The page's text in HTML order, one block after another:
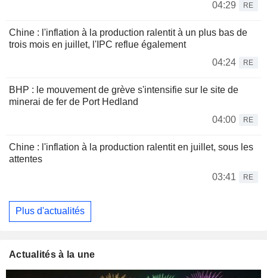
04:29
RE
Chine : l'inflation à la production ralentit à un plus bas de
trois mois en juillet, l'IPC reflue également
04:24
RE
BHP : le mouvement de grève s'intensifie sur le site de
minerai de fer de Port Hedland
04:00
RE
Chine : l'inflation à la production ralentit en juillet, sous les
attentes
03:41
RE
Plus d'actualités
Actualités à la une